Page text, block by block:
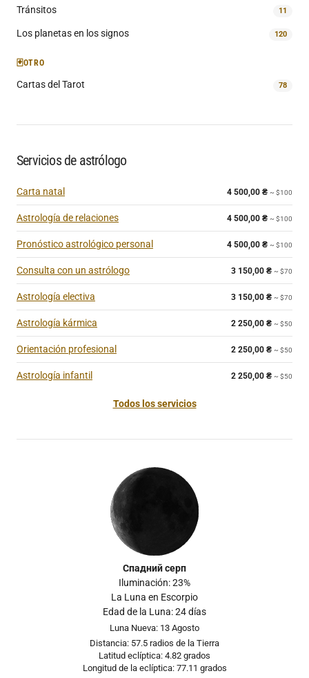
Tránsitos 11
Los planetas en los signos 120
🃏OTRO
Cartas del Tarot 78
Servicios de astrólogo
Carta natal 4 500,00 ₴ ~ $100
Astrología de relaciones 4 500,00 ₴ ~ $100
Pronóstico astrológico personal 4 500,00 ₴ ~ $100
Consulta con un astrólogo 3 150,00 ₴ ~ $70
Astrología electiva 3 150,00 ₴ ~ $70
Astrología kármica 2 250,00 ₴ ~ $50
Orientación profesional 2 250,00 ₴ ~ $50
Astrología infantil 2 250,00 ₴ ~ $50
Todos los servicios
Спадний серп
Iluminación: 23%
La Luna en Escorpio
Edad de la Luna: 24 días
Luna Nueva: 13 Agosto
Distancia: 57.5 radios de la Tierra
Latitud eclíptica: 4.82 grados
Longitud de la eclíptica: 77.11 grados